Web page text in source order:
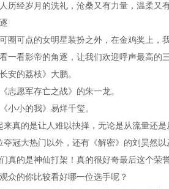
历经岁月的洗礼，沧桑又有力量，温柔又
圈可点的女明星装扮之外，在金鸡奖上，
一看影帝的角逐，让我们欢迎呼声最高的三
安的荔枝》大鹏。
志愿军存亡之战》的朱一龙。
小小的我》易烊千玺。
来真的是让人难以抉择，无论是从流量还是
夺冠大热门以外，还有《解密》的刘昊然以
真的是神仙打架！真的很好奇最后这个荣
众的你比较看好哪一位选手呢？